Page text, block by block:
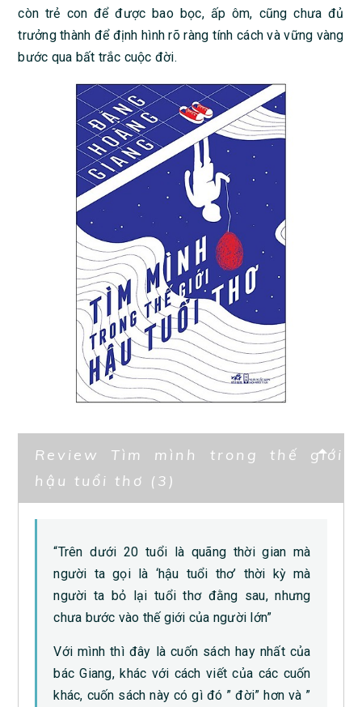
còn trẻ con để được bao bọc, ấp ôm, cũng chưa đủ
trưởng thành để định hình rõ ràng tính cách và vững vàng
bước qua bất trắc cuộc đời.
Review Tìm mình trong thế giới
hậu tuổi thơ (3)
“Trên dưới 20 tuổi là quãng thời gian mà
người ta gọi là ‘hậu tuổi thơ’ thời kỳ mà
người ta bỏ lại tuổi thơ đằng sau, nhưng
chưa bước vào thế giới của người lớn”
Với mình thì đây là cuốn sách hay nhất của
bác Giang, khác với cách viết của các cuốn
khác, cuốn sách này có gì đó ” đời” hơn và ”